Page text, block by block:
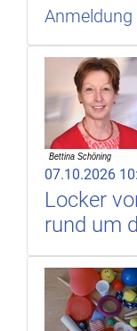
07.10.2026
Locker
rund um